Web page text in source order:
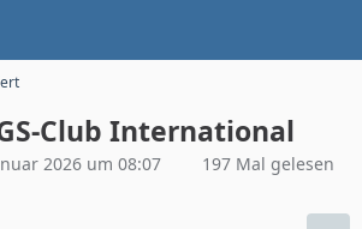
Club International
2026 um 08:07
197 Mal gelesen